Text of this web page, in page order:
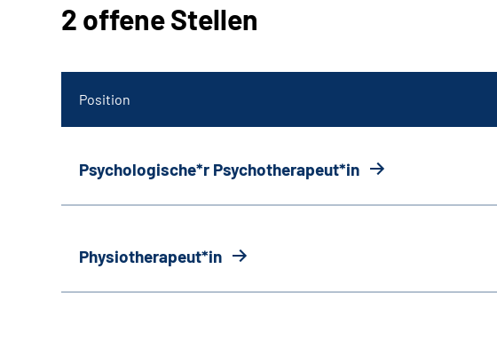
2 offene Stellen
Position
Psychologische*r Psychotherapeut*in
Physiotherapeut*in